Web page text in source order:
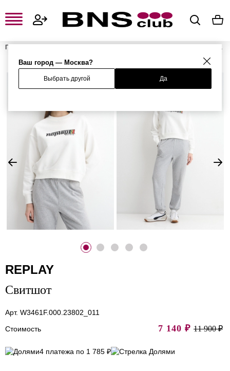
Ваш город — Москва?
Выбрать другой Да
Главная
Женская одежда
%
REPLAY
Свитшот
Арт. W3461F.000.23802_011
Стоимость
7 140 ₽ 11 900 ₽
4 платежа по 1 785 ₽